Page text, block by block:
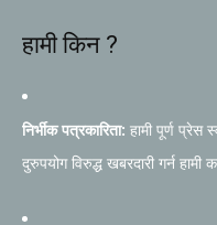
हामी किन ?
निर्भीक पत्रकारिता: हामी पूर्ण प्रेस
दुरुपयोग विरुद्ध खबरदारी गर्न हामी